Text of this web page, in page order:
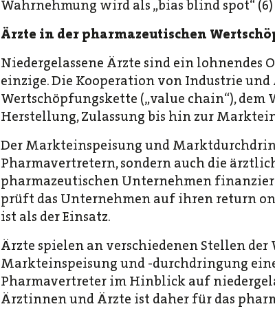
Wahrnehmung wird als „bias blind spot“
Ärzte in der pharmazeutischen
Niedergelassene Ärzte sind ein
einzige. Die Kooperation von Industrie
Wertschöpfungskette („value chain“),
Herstellung, Zulassung bis hin zur
Der Markteinspeisung und
Pharmavertretern, sondern auch die
pharmazeutischen Unternehmen
prüft das Unternehmen auf ihren return on
ist als der Einsatz.
Ärzte spielen an verschiedenen Stellen
Markteinspeisung und -durchdringung
Pharmavertreter im Hinblick auf
Ärztinnen und Ärzte ist daher für das